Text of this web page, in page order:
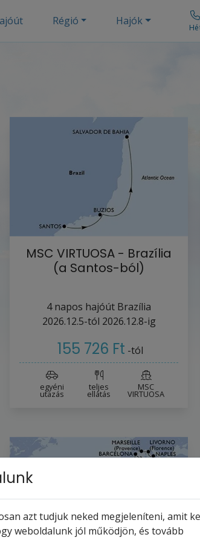
Régió Hajók
MSC VIRTUOSA - Brazília
(a Santos-ból)
4napos hajóút Brazília
2026.12.5-tól 2026.12.8-ig
155 726 Ft -tól
egyéni
utazás
teljes
ellátás
MSC
VIRTUOSA
azt tudjuk neked megjeleníteni, amit
weboldalunk jól működjön, és tovább